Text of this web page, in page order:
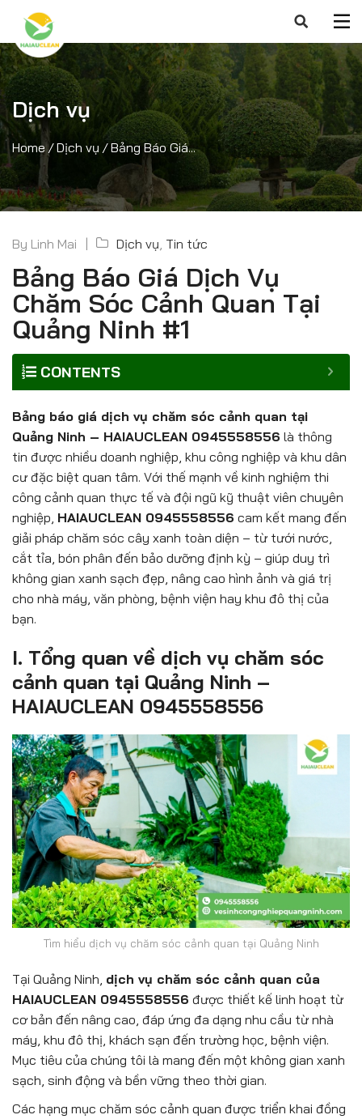
Dịch vụ
Home/Dịch vụ /Bảng Báo Giá...
By Linh Mai Dịch vụ, Tin tức
Bảng Báo Giá Dịch Vụ
Chăm Sóc Cảnh Quan Tại
Quảng Ninh #1
CONTENTS
Bảng báo giá dịch vụ chăm sóc cảnh quan tại
Quảng Ninh – HAIAUCLEAN 0945558556 là thông
tin được nhiều doanh nghiệp, khu công nghiệp và khu dân
cư đặc biệt quan tâm. Với thế mạnh về kinh nghiệm thi
công cảnh quan thực tế và đội ngũ kỹ thuật viên chuyên
nghiệp, HAIAUCLEAN 0945558556 cam kết mang đến
giải pháp chăm sóc cây xanh toàn diện – từ tưới nước,
cắt tỉa, bón phân đến bảo dưỡng định kỳ – giúp duy trì
không gian xanh sạch đẹp, nâng cao hình ảnh và giá trị
cho nhà máy, văn phòng, bệnh viện hay khu đô thị của
bạn.
I. Tổng quan về dịch vụ chăm sóc
cảnh quan tại Quảng Ninh –
HAIAUCLEAN 0945558556
Tìm hiểu dịch vụ chăm sóc cảnh quan tại Quảng Ninh
Tại Quảng Ninh, dịch vụ chăm sóc cảnh quan của
HAIAUCLEAN 0945558556 được thiết kế linh hoạt từ
cơ bản đến nâng cao, đáp ứng đa dạng nhu cầu từ nhà
máy, khu đô thị, khách sạn đến trường học, bệnh viện.
Mục tiêu của chúng tôi là mang đến một không gian xanh
sạch, sinh động và bền vững theo thời gian.
Các hạng mục chăm sóc cảnh quan được triển khai đồng